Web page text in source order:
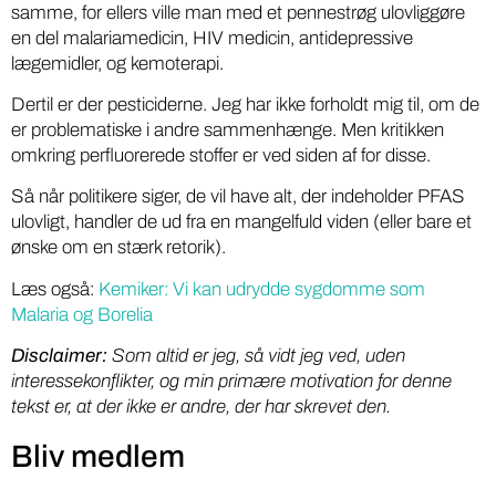
samme, for ellers ville man med et pennestrøg ulovliggøre
en del malariamedicin, HIV medicin, antidepressive
lægemidler, og kemoterapi.
Dertil er der pesticiderne. Jeg har ikke forholdt mig til, om de
er problematiske i andre sammenhænge. Men kritikken
omkring perfluorerede stoffer er ved siden af for disse.
Så når politikere siger, de vil have alt, der indeholder PFAS
ulovligt, handler de ud fra en mangelfuld viden (eller bare et
ønske om en stærk retorik).
Læs også: Kemiker: Vi kan udrydde sygdomme som
Malaria og Borelia
Disclaimer: Som altid er jeg, så vidt jeg ved, uden
interessekonflikter, og min primære motivation for denne
tekst er, at der ikke er andre, der har skrevet den.
Bliv medlem